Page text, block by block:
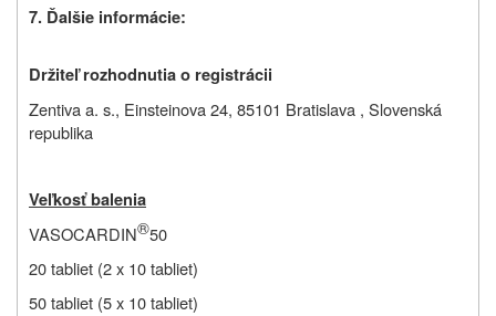
7. Ďalšie informácie:
Držiteľ rozhodnutia o registrácii
Zentiva a. s., Einsteinova 24, 85101 Bratislava , Slovenská
republika
Veľkosť balenia
VASOCARDIN®50
20 tabliet (2 x 10 tabliet)
50 tabliet (5 x 10 tabliet)